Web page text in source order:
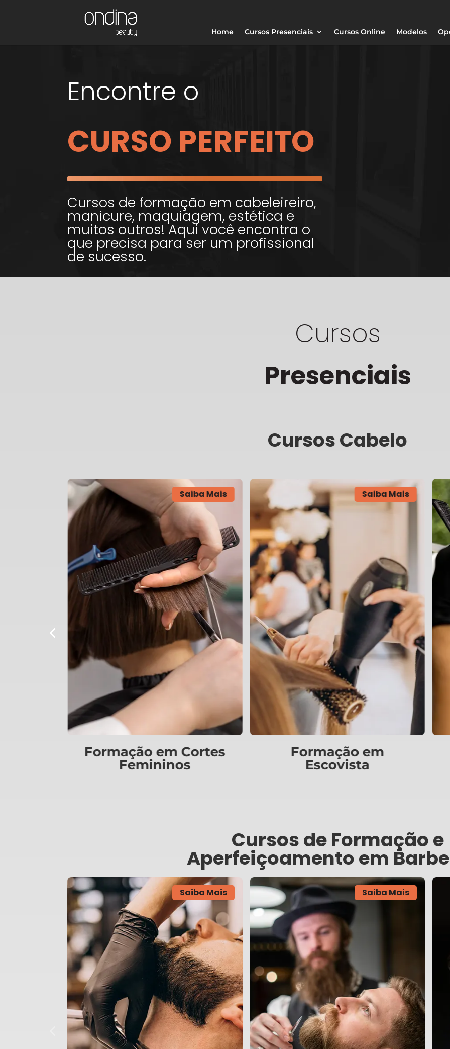
Home Cursos Presenciais Cursos Online Modelos
Encontre o
CURSO PERFEITO
Cursos de formação em cabeleireiro,
manicure, maquiagem, estética e
muitos outros! Aqui você encontra o
que precisa para ser um profissional
de sucesso.
Cursos
Presenciais
Cursos Cabelo
Saiba Mais
Formação em
Escovista
Saiba Mais
Formação em
Colorista
Cursos de Formação e
Aperfeiçoamento em
Saiba Mais Saiba Mais